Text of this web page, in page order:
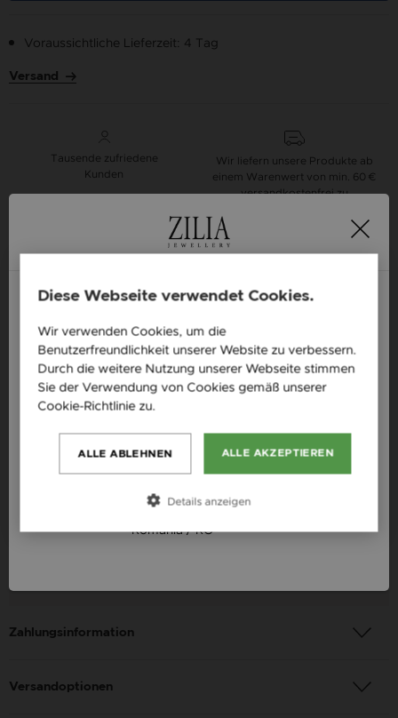
Voraussichtliche Lieferzeit: 4 Tag
Versand
Tausende zufriedene
Kunden
Wir liefern unsere Produkte ab
einem Warenwert von min. 60 €
versandkostenfrei zu
Design your own Zilia necklace with your word.
Necklaces with Names
Produktbeschreibung
Material: Gelbgold
Zahlungsinformation
Versandoptionen
England / EN
Česká republika / CZ
Slovensko / SK
Slovenija / SI
Österreich / AT
România / RO
Diese Webseite verwendet Cookies.
Wir verwenden Cookies, um die
Benutzerfreundlichkeit unserer Website zu verbessern.
Durch die weitere Nutzung unserer Webseite stimmen
Sie der Verwendung von Cookies gemäß unserer
Cookie-Richtlinie zu.
ALLE AKZEPTIEREN
ALLE ABLEHNEN
Details anzeigen